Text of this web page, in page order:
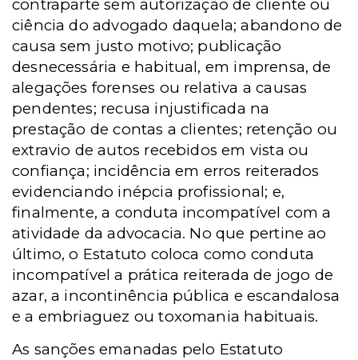
contraparte sem autorização de cliente ou
ciência do advogado daquela; abandono de
causa sem justo motivo; publicação
desnecessária e habitual, em imprensa, de
alegações forenses ou relativa a causas
pendentes; recusa injustificada na
prestação de contas a clientes; retenção ou
extravio de autos recebidos em vista ou
confiança; incidência em erros reiterados
evidenciando inépcia profissional; e,
finalmente, a conduta incompatível com a
atividade da advocacia. No que pertine ao
último, o Estatuto coloca como conduta
incompatível a prática reiterada de jogo de
azar, a incontinência pública e escandalosa
e a embriaguez ou toxomania habituais.
As sanções emanadas pelo Estatuto